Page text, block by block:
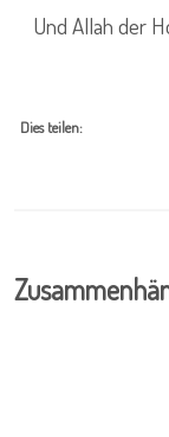
Und Allah der
Dies teilen: